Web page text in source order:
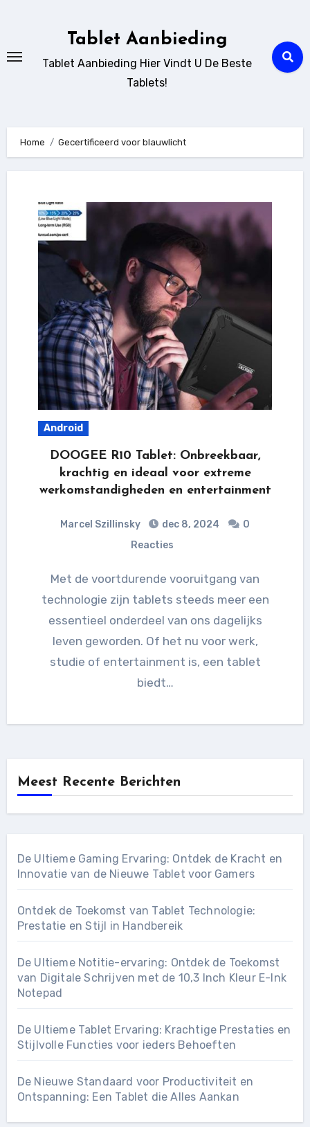
Tablet Aanbieding
Tablet Aanbieding Hier Vindt U De Beste
Tablets!
Home Gecertificeerd voor blauwlicht
Android
DOOGEE R10 Tablet: Onbreekbaar,
krachtig en ideaal voor extreme
werkomstandigheden en entertainment
Marcel Szillinsky dec 8, 2024
0
Reacties
Met de voortdurende vooruitgang van
technologie zijn tablets steeds meer een
essentieel onderdeel van ons dagelijks
leven geworden. Of het nu voor werk,
studie of entertainment is, een tablet
biedt…
Meest Recente Berichten
De Ultieme Gaming Ervaring: Ontdek de Kracht en
Innovatie van de Nieuwe Tablet voor Gamers
Ontdek de Toekomst van Tablet Technologie:
Prestatie en Stijl in Handbereik
De Ultieme Notitie-ervaring: Ontdek de Toekomst
van Digitale Schrijven met de 10,3 Inch Kleur E-Ink
Notepad
De Ultieme Tablet Ervaring: Krachtige Prestaties en
Stijlvolle Functies voor ieders Behoeften
De Nieuwe Standaard voor Productiviteit en
Ontspanning: Een Tablet die Alles Aankan